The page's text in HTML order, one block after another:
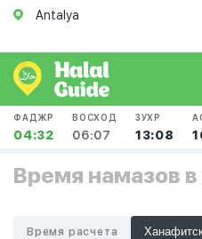
Antalya
ФАДЖР
04:32
ВОСХОД
06:07
ЗУХР
13:08
Время намазов в
Время расчета